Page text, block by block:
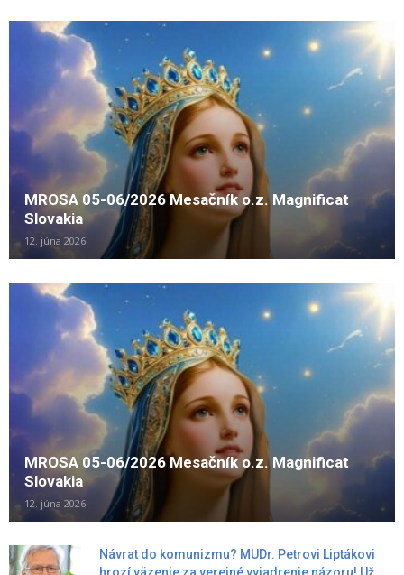
MROSA 05-06/2026 Mesačník o.z. Magnificat
Slovakia
12. júna 2026
MROSA 05-06/2026 Mesačník o.z. Magnificat
Slovakia
12. júna 2026
Návrat do komunizmu? MUDr. Petrovi Liptákovi
hrozí väzenie za verejné vyjadrenie názoru! Už